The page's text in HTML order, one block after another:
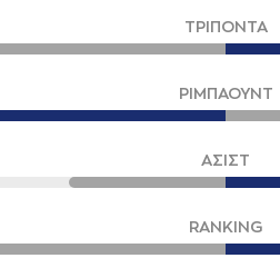
ΤΡΙΠΟΝΤΑ
ΡΙΜΠΑΟΥΝΤ
ΑΣΙΣΤ
RANKING